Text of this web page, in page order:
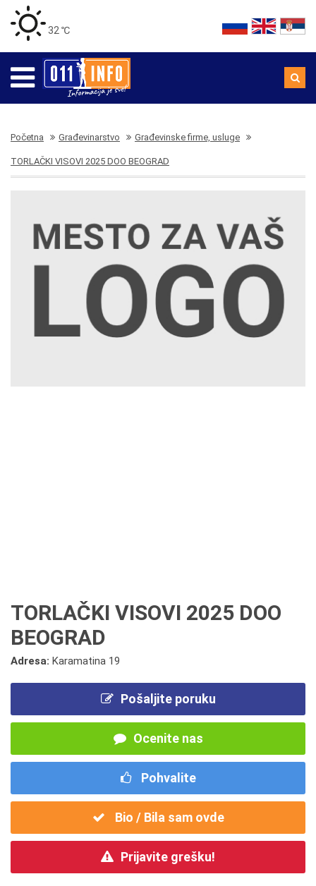
32 ℃
Početna Građevinarstvo Građevinske firme, usluge
TORLAČKI VISOVI 2025 DOO BEOGRAD
TORLAČKI VISOVI 2025 DOO
BEOGRAD
Adresa: Karamatina 19
Pošaljite poruku
Ocenite nas
Pohvalite
Bio / Bila sam ovde
Prijavite grešku!